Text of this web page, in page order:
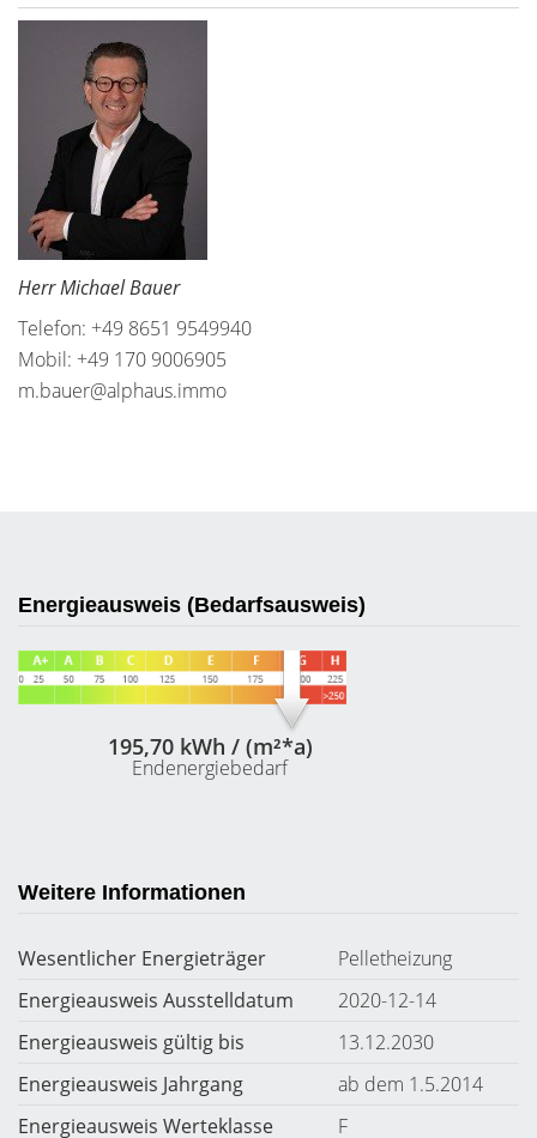
Herr Michael Bauer
Telefon: +49 8651 9549940
Mobil: +49 170 9006905
m.bauer@alphaus.immo
Energieausweis (Bedarfsausweis)
195,70 kWh / (m²*a)
Endenergiebedarf
Weitere Informationen
Wesentlicher Energieträger
Pelletheizung
Energieausweis Ausstelldatum
2020-12-14
Energieausweis gültig bis
13.12.2030
Energieausweis Jahrgang
ab dem 1.5.2014
Energieausweis Werteklasse
F